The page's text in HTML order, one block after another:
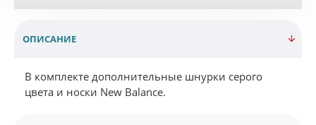
ОПИСАНИЕ
В комплекте дополнительные шнурки серого
цвета и носки New Balance.